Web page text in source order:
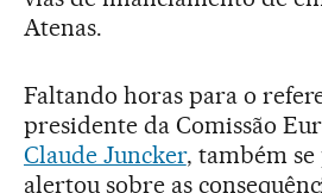
Atenas.
Faltando horas para o
presidente da Comissão
Claude Juncker, também
alertou sobre as